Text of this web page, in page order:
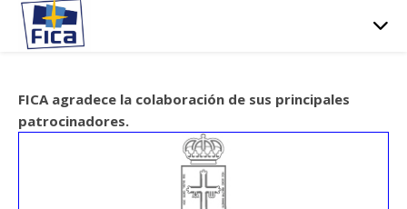
FICA agradece la colaboración de sus principales
patrocinadores.